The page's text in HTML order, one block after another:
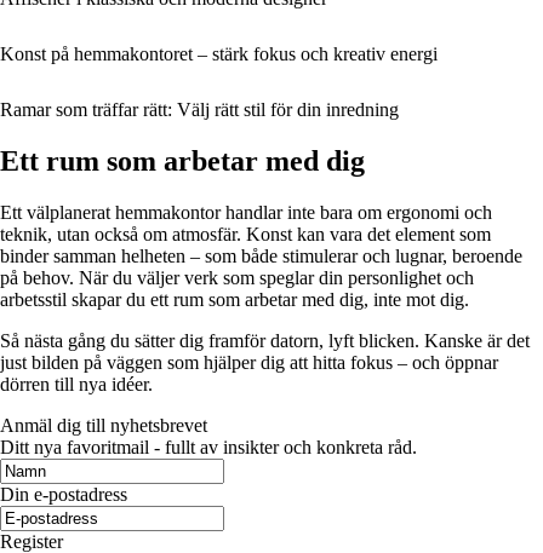
Konst på hemmakontoret – stärk fokus och kreativ energi
Ramar som träffar rätt: Välj rätt stil för din inredning
Ett rum som arbetar med dig
Ett välplanerat hemmakontor handlar inte bara om ergonomi och
teknik, utan också om atmosfär. Konst kan vara det element som
binder samman helheten – som både stimulerar och lugnar, beroende
på behov. När du väljer verk som speglar din personlighet och
arbetsstil skapar du ett rum som arbetar med dig, inte mot dig.
Så nästa gång du sätter dig framför datorn, lyft blicken. Kanske är det
just bilden på väggen som hjälper dig att hitta fokus – och öppnar
dörren till nya idéer.
Anmäl dig till nyhetsbrevet
Ditt nya favoritmail - fullt av insikter och konkreta råd.
Din e-postadress
Register